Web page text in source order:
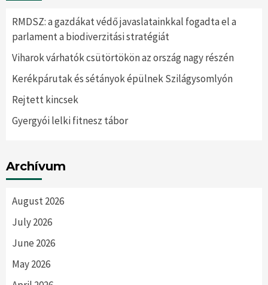
RMDSZ: a gazdákat védő javaslatainkkal fogadta el a
parlament a biodiverzitási stratégiát
Viharok várhatók csütörtökön az ország nagy részén
Kerékpárutak és sétányok épülnek Szilágysomlyón
Rejtett kincsek
Gyergyói lelki fitnesz tábor
Archívum
August 2026
July 2026
June 2026
May 2026